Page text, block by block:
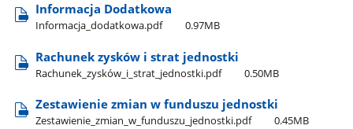
Informacja Dodatkowa
Informacja​_dodatkowa.pdf 0.97MB
Rachunek zysków i strat jednostki
Rachunek​_zysków​_i​_strat​_jednostki.pdf 0.50MB
Zestawienie zmian w funduszu jednostki
Zestawienie​_zmian​_w​_funduszu​_jednostki.pdf 0.45MB